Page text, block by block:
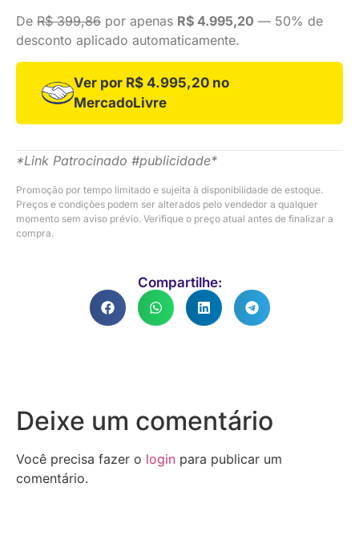
De R$ 399,86 por apenas R$ 4.995,20 — 50% de
desconto aplicado automaticamente.
Ver por R$ 4.995,20 no
MercadoLivre
*Link Patrocinado #publicidade*
Promoção por tempo limitado e sujeita à disponibilidade de estoque.
Preços e condições podem ser alterados pelo vendedor a qualquer
momento sem aviso prévio. Verifique o preço atual antes de finalizar a
compra.
Compartilhe:
Deixe um comentário
Você precisa fazer o login para publicar um
comentário.